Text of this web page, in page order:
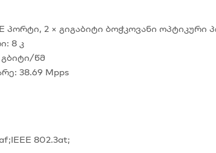
პორტი, 2 × გიგაბიტი ბოჭკოვანი ოპტიკური
8 კ
წმ
38.69 Mpps
802.3at;